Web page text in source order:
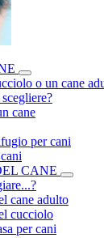
o un cane
cane
per cani
CANE
cane adulto
cucciolo
per cani